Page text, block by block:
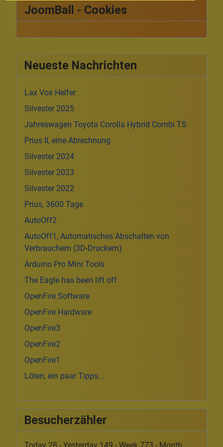
Neueste Nachrichten
Lax Vox Helfer
Silvester 2025
Jahreswagen Toyota Corolla Hybrid Combi TS
Prius II, eine Abrechnung
Silvester 2024
Silvester 2023
Silvester 2022
Prius, 3600 Tage
AutoOff2
AutoOff1, Automatisches Abschalten von
Verbrauchern (3D-Druckern)
Arduino Pro Mini Tools
The Eagle has been lift off
OpenFire Software
OpenFire Hardware
OpenFire3
OpenFire2
OpenFire1
Löten, ein paar Tipps...
Besucherzähler
JoomBall - Cookies